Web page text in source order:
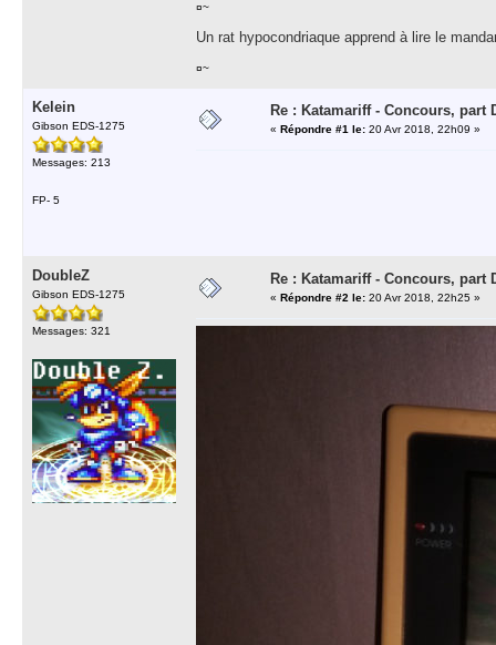
¤~
Un rat hypocondriaque apprend à lire le
¤~
Kelein
Gibson EDS-1275
Messages: 213
FP- 5
Re : Katamariff - Concours, part
« Répondre #1 le: 20 Avr 2018, 22h09 »
DoubleZ
Gibson EDS-1275
Messages: 321
Re : Katamariff - Concours, part
« Répondre #2 le: 20 Avr 2018, 22h25 »